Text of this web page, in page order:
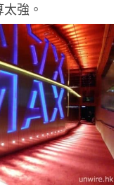
強。